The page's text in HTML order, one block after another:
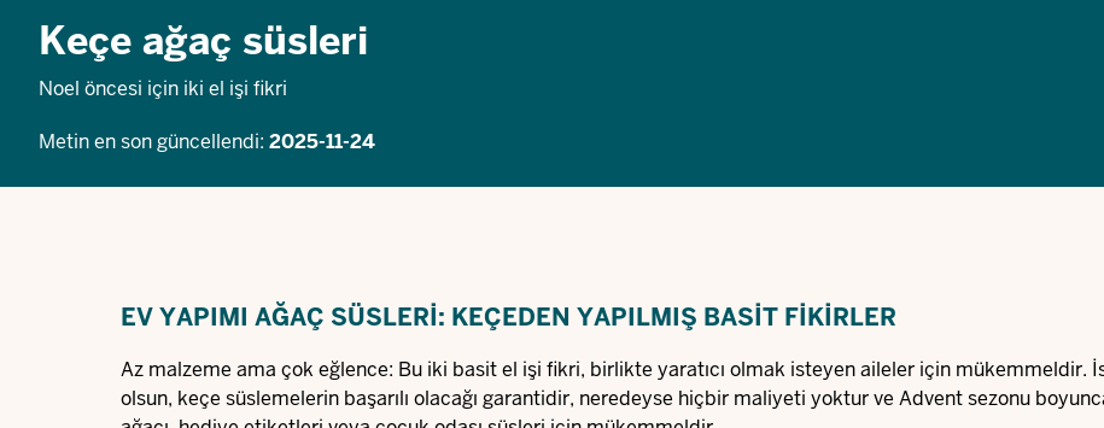
Keçe ağaç süsleri
Noel öncesi için iki el işi fikri
Metin en son güncellendi: 2025-11-24
EV YAPIMI AĞAÇ SÜSLERI: KEÇEDEN YAPILMIŞ BASIT FIKIRLER
Az malzeme ama çok eğlence: Bu iki basit el işi fikri, birlikte yaratıcı olmak isteyen aileler için
olsun, keçe süslemelerin başarılı olacağı garantidir, neredeyse hiçbir maliyeti yoktur ve Advent sezonu